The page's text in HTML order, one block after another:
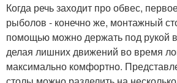
Когда речь заходит про обвес,
рыболов - конечно же, монтажный
помощью можно держать под рукой
делая лишних движений во время
максимально комфортно.